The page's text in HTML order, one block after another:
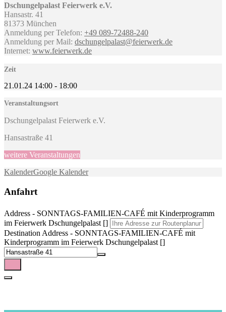
Dschungelpalast Feierwerk e.V.
Hansastr. 41
81373 München
Anmeldung per Telefon: +49 089-72488-240
Anmeldung per Mail: dschungelpalast@feierwerk.de
Internet: www.feierwerk.de
Zeit
21.01.24 14:00 - 18:00
Veranstaltungsort
Dschungelpalast Feierwerk e.V.
Hansastraße 41
weitere Veranstaltungen
KalenderGoogle Kalender
Anfahrt
Address - SONNTAGS-FAMILIEN-CAFÉ mit Kinderprogramm
im Feierwerk Dschungelpalast []
Destination Address - SONNTAGS-FAMILIEN-CAFÉ mit
Kinderprogramm im Feierwerk Dschungelpalast []